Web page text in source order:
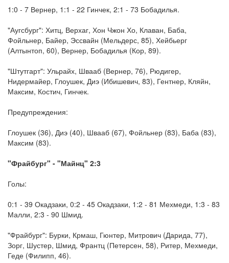
1:0 - 7 Вернер, 1:1 - 22 Гинчек, 2:1 - 73 Бобадилья.
"Аугсбург": Хитц, Верхаг, Хон Чжон Хо, Клаван, Баба,
Фойльнер, Байер, Эссвайн (Мельдерс, 85), Хейбьерг
(Алтынтоп, 60), Вернер, Бобадилья (Кор, 89).
"Штутгарт": Ульрайх, Швааб (Вернер, 76), Рюдигер,
Нидермайер, Глоушек, Диэ (Ибишевич, 83), Гентнер, Кляйн,
Максим, Костич, Гинчек.
Предупреждения:
Глоушек (36), Диэ (40), Швааб (67), Фойльнер (83), Баба (83),
Максим (83).
"Фрайбург" - "Майнц" 2:3
Голы:
0:1 - 39 Окадзаки, 0:2 - 45 Окадзаки, 1:2 - 81 Мехмеди, 1:3 - 83
Малли, 2:3 - 90 Шмид.
"Фрайбург": Бурки, Крмаш, Гюнтер, Митрович (Дарида, 77),
Зорг, Шустер, Шмид, Франтц (Петерсен, 58), Ритер, Мехмеди,
Геде (Филипп, 46).